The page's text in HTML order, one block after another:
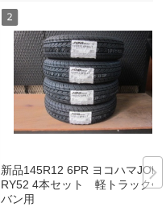
新品145R12 6PR ヨコハマJOB
RY52 4本セット 軽トラック•
バン用